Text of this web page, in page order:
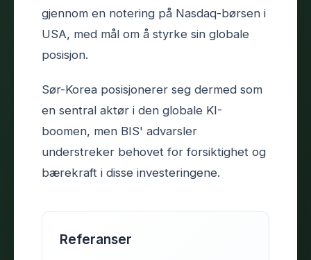
gjennom en notering på Nasdaq-børsen i
USA, med mål om å styrke sin globale
posisjon.
Sør-Korea posisjonerer seg dermed som
en sentral aktør i den globale KI-
boomen, men BIS' advarsler
understreker behovet for forsiktighet og
bærekraft i disse investeringene.
Referanser